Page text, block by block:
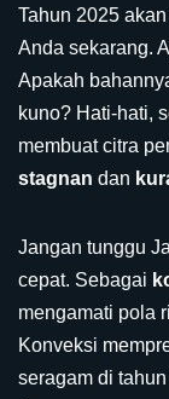
Tahun 2025
Anda sekarang.
Apakah
kuno? Hati-hati,
membuat citra
stagnan dan
Jangan tunggu
cepat. Sebagai
mengamati pola
Konveksi
seragam di